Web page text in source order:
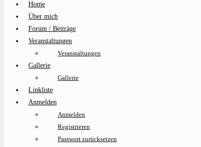
Home
Über mich
Forum / Beiträge
Veranstaltungen
Veranstaltungen
Gallerie
Gallerie
Linkliste
Anmelden
Anmelden
Registrieren
Passwort zurücksetzen